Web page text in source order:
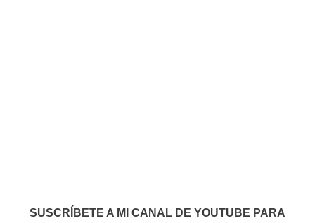
SUSCRÍBETE A MI CANAL DE YOUTUBE PARA